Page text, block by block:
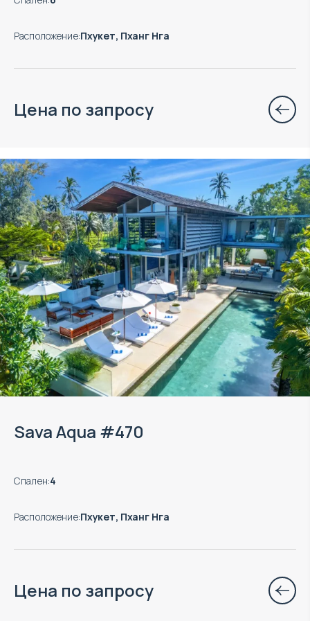
Sava Aqua #470
Спален:4
Расположение:Пхукет, Пханг Нга
Цена по запросу
Расположение:Пхукет, Пханг Нга
Цена по запросу